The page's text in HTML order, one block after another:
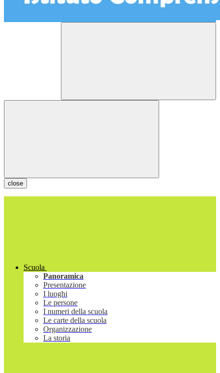
close
Scuola
Panoramica
Presentazione
I luoghi
Le persone
I numeri della scuola
Le carte della scuola
Organizzazione
La storia